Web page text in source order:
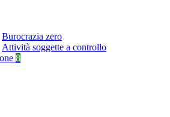
Burocrazia zero
Attività soggette a controllo
8